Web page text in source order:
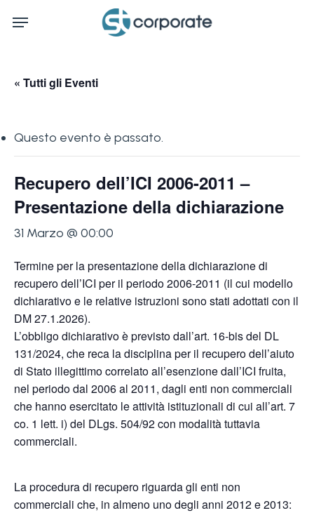
Menu
« Tutti gli Eventi
Questo evento è passato.
Recupero dell’ICI 2006-2011 –
Presentazione della dichiarazione
31 Marzo @ 00:00
Termine per la presentazione della dichiarazione di
recupero dell’ICI per il periodo 2006-2011 (il cui modello
dichiarativo e le relative istruzioni sono stati adottati con il
DM 27.1.2026).
L’obbligo dichiarativo è previsto dall’art. 16-bis del DL
131/2024, che reca la disciplina per il recupero dell’aiuto
di Stato illegittimo correlato all’esenzione dall’ICI fruita,
nel periodo dal 2006 al 2011, dagli enti non commerciali
che hanno esercitato le attività istituzionali di cui all’art. 7
co. 1 lett. i) del DLgs. 504/92 con modalità tuttavia
commerciali.
La procedura di recupero riguarda gli enti non
commerciali che, in almeno uno degli anni 2012 e 2013: